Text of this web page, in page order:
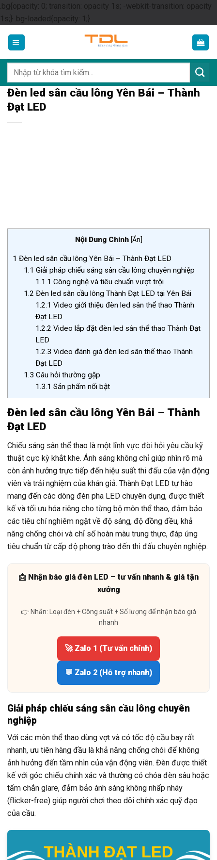
.bg{opacity: 0; transition: opacity 1s; -webkit-transition: opacity
1s;} .bg-loaded{opacity: 1;}Skip
content
kiếm:
Đèn led sân cầu lông Yên Bái – Thành
Đạt LED
Nội Dung Chính [Ẩn]
1 Đèn led sân cầu lông Yên Bái – Thành Đạt LED
1.1 Giải pháp chiếu sáng sân cầu lông chuyên nghiệp
1.1.1 Công nghệ và tiêu chuẩn vượt trội
1.2 Đèn led sân cầu lông Thành Đạt LED tại Yên Bái
1.2.1 Video giới thiệu đèn led sân thể thao Thành
Đạt LED
1.2.2 Video lắp đặt đèn led sân thể thao Thành Đạt
LED
1.2.3 Video đánh giá đèn led sân thể thao Thành
Đạt LED
1.3 Câu hỏi thường gặp
1.3.1 Sản phẩm nổi bật
Đèn led sân cầu lông Yên Bái – Thành
Đạt LED
Chiếu sáng sân thể thao là một lĩnh vực đòi hỏi yêu cầu kỹ
thuật cực kỳ khắt khe. Ánh sáng không chỉ giúp nhìn rõ mà
còn ảnh hưởng trực tiếp đến hiệu suất thi đấu của vận động
viên và trải nghiệm của khán giả. Thành Đạt LED tự hào
mang đến các dòng đèn pha LED chuyên dụng, được thiết
kế và tối ưu hóa riêng cho từng bộ môn thể thao, đảm bảo
các tiêu chí nghiêm ngặt về độ sáng, độ đồng đều, khả
năng chống chói và chỉ số hoàn màu trung thực, đáp ứng
tiêu chuẩn từ cấp độ phong trào đến thi đấu chuyên nghiệp.
📩 Nhận báo giá đèn LED – tư vấn nhanh & giá tận
xưởng
👉 Nhắn: Loại đèn + Công suất + Số lượng để nhận báo giá
nhanh
🚀 Zalo 1 (Tư vấn chính)
💬 Zalo 2 (Hỗ trợ nhanh)
Giải pháp chiếu sáng sân cầu lông chuyên
nghiệp
Với các môn thể thao dùng vợt và có tốc độ cầu bay rất
nhanh, ưu tiên hàng đầu là khả năng chống chói để không
ảnh hưởng đến tầm nhìn của vận động viên. Đèn được thiết
kế với góc chiếu chính xác và thường có chóa đèn sâu hoặc
tấm chắn glare, đảm bảo ánh sáng không nhấp nháy
(flicker-free) giúp người chơi theo dõi chính xác quỹ đạo
của cầu.